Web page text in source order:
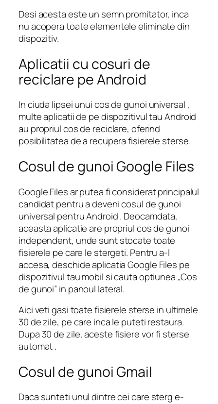
Desi acesta este un semn promitator, inca
nu acopera toate elementele eliminate din
dispozitiv.
Aplicatii cu cosuri de
reciclare pe Android
In ciuda lipsei unui cos de gunoi universal ,
multe aplicatii de pe dispozitivul tau Android
au propriul cos de reciclare, oferind
posibilitatea de a recupera fisierele sterse.
Cosul de gunoi Google Files
Google Files ar putea fi considerat principalul
candidat pentru a deveni cosul de gunoi
universal pentru Android . Deocamdata,
aceasta aplicatie are propriul cos de gunoi
independent, unde sunt stocate toate
fisierele pe care le stergeti. Pentru a-l
accesa, deschide aplicatia Google Files pe
dispozitivul tau mobil si cauta optiunea „Cos
de gunoi” in panoul lateral.
Aici veti gasi toate fisierele sterse in ultimele
30 de zile, pe care inca le puteti restaura.
Dupa 30 de zile, aceste fisiere vor fi sterse
automat .
Cosul de gunoi Gmail
Daca sunteti unul dintre cei care sterg e-